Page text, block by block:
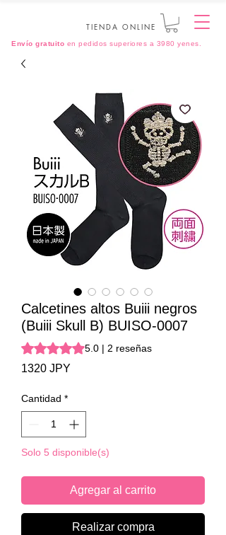
TIENDA ONLINE
Envío gratuito en pedidos superiores a 3980 yenes.
Calcetines altos Buiii negros
(Buiii Skull B) BUISO-0007
Según 2 reseñas, la calificación es de
5.0 | 2 reseñas
1320 JPY
Cantidad *
Solo 5 disponible(s)
Agregar al carrito
Realizar compra